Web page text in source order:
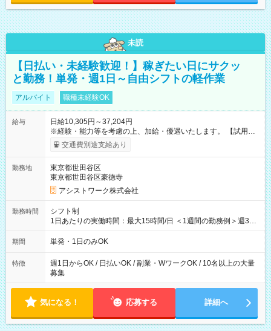
未読
【日払い・未経験歓迎！】稼ぎたい日にサクッ
と勤務！単発・週1日～自由シフトの軽作業
アルバイト 職種未経験OK
給与
日給10,305円～37,204円
※経験・能力等を考慮の上、加給・優遇いたします。 【試用期
間】試用期間なし
交通費別途支給あり
勤務地
東京都世田谷区
東京都世田谷区豪徳寺
アシストワーク株式会社
勤務時間
シフト制
1日あたりの実働時間：最大15時間/日 ＜1週間の勤務例＞週3回
勤務 勤務：月・水・金 休み：火・木・土・日 好きな時にお仕事
可能です！ ※1日あたりの最大実働時間は日勤、夜勤共に勤務し
期間 単発・1日のみOK
特徴
週1日からOK / 日払いOK / 副業・WワークOK / 10名以上の大量
募集
気になる！ 応募する 詳細へ